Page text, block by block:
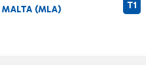
MALTA (MLA) T1